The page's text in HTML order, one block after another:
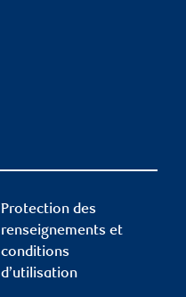
Protection des
renseignements et
conditions
d’utilisation